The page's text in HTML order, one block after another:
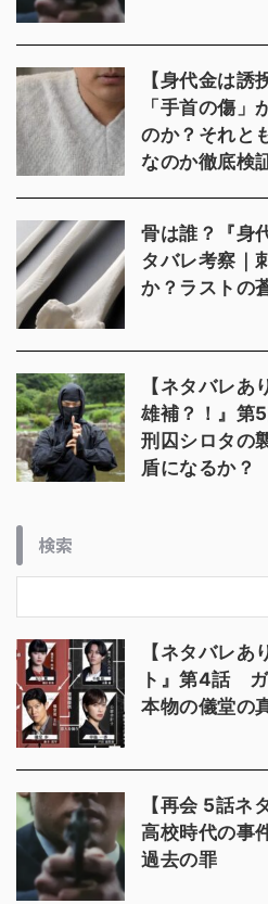
【身代金は誘
「手首の傷」
のか？それと
なのか徹底検
骨は誰？『身
タバレ考察｜
か？ラストの
【ネタバレあ
雄補？！』第
刑囚シロタの
盾になるか？
検索
【ネタバレあ
ト』第4話 ガ
本物の儀堂の
【再会 5話ネ
高校時代の事
過去の罪